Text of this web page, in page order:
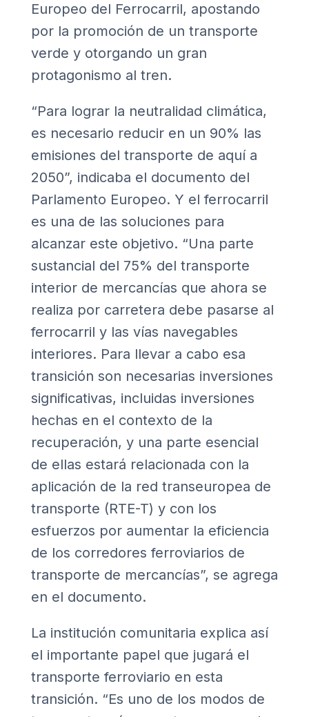
Europeo del Ferrocarril, apostando
por la promoción de un transporte
verde y otorgando un gran
protagonismo al tren.
“Para lograr la neutralidad climática,
es necesario reducir en un 90% las
emisiones del transporte de aquí a
2050”, indicaba el documento del
Parlamento Europeo. Y el ferrocarril
es una de las soluciones para
alcanzar este objetivo. “Una parte
sustancial del 75% del transporte
interior de mercancías que ahora se
realiza por carretera debe pasarse al
ferrocarril y las vías navegables
interiores. Para llevar a cabo esa
transición son necesarias inversiones
significativas, incluidas inversiones
hechas en el contexto de la
recuperación, y una parte esencial
de ellas estará relacionada con la
aplicación de la red transeuropea de
transporte (RTE-T) y con los
esfuerzos por aumentar la eficiencia
de los corredores ferroviarios de
transporte de mercancías”, se agrega
en el documento.
La institución comunitaria explica así
el importante papel que jugará el
transporte ferroviario en esta
transición. “Es uno de los modos de